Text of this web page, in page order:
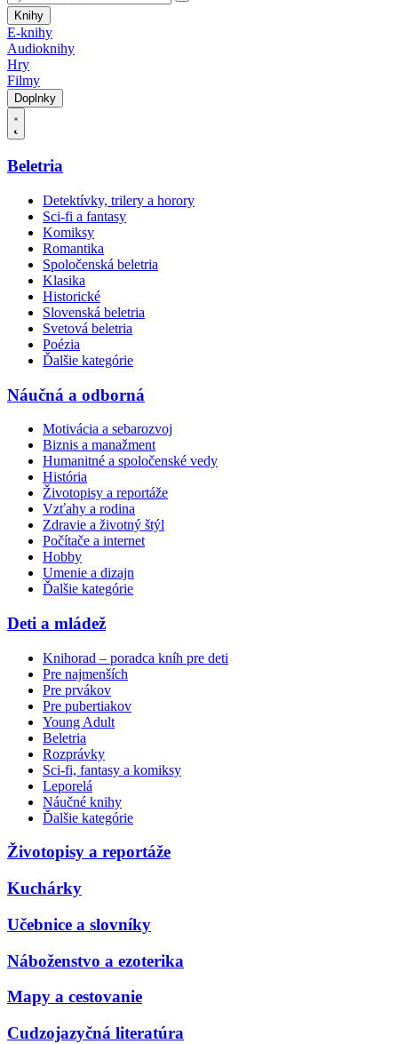
Knihy
E-knihy
Audioknihy
Hry
Filmy
Doplnky
Beletria
Detektívky, trilery a horory
Sci-fi a fantasy
Komiksy
Romantika
Spoločenská beletria
Klasika
Historické
Slovenská beletria
Svetová beletria
Poézia
Ďalšie kategórie
Náučná a odborná
Motivácia a sebarozvoj
Biznis a manažment
Humanitné a spoločenské vedy
História
Životopisy a reportáže
Vzťahy a rodina
Zdravie a životný štýl
Počítače a internet
Hobby
Umenie a dizajn
Ďalšie kategórie
Deti a mládež
Knihorad – poradca kníh pre deti
Pre najmenších
Pre prvákov
Pre pubertiakov
Young Adult
Beletria
Rozprávky
Sci-fi, fantasy a komiksy
Leporelá
Náučné knihy
Ďalšie kategórie
Životopisy a reportáže
Kuchárky
Učebnice a slovníky
Náboženstvo a ezoterika
Mapy a cestovanie
Cudzojazyčná literatúra